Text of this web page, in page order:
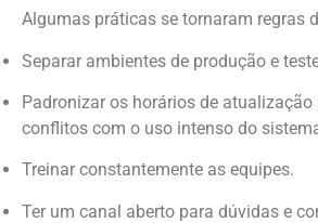
Algumas práticas se tornaram regras
Separar ambientes de produção e
Padronizar os horários de atualização
conflitos com o uso intenso do
Treinar constantemente as equipes.
Ter um canal aberto para dúvidas e